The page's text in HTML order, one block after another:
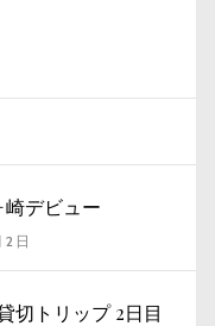
デビュー
日
切トリップ 2日目